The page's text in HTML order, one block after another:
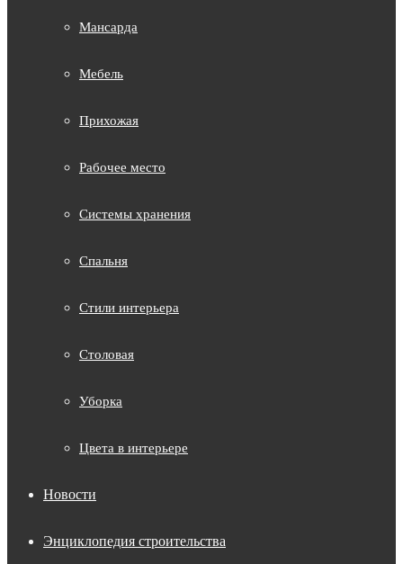
Мансарда
Мебель
Прихожая
Рабочее место
Системы хранения
Спальня
Стили интерьера
Столовая
Уборка
Цвета в интерьере
Новости
Энциклопедия строительства